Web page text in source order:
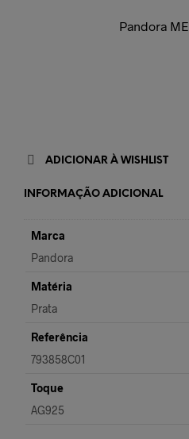
Pandora ME
ADICIONAR À WISHLIST
INFORMAÇÃO ADICIONAL
Marca
Pandora
Matéria
Prata
Referência
793858C01
Toque
AG925